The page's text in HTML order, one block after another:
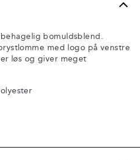
bomuldsblend.
med logo på venstre
løs og giver meget